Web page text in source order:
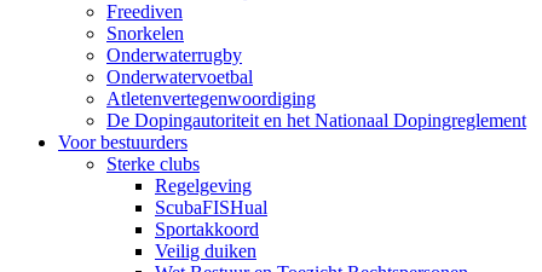
Freediven
Snorkelen
Onderwaterrugby
Onderwatervoetbal
Atletenvertegenwoordiging
De Dopingautoriteit en het Nationaal Dopingreglement
Voor bestuurders
Sterke clubs
Regelgeving
ScubaFISHual
Sportakkoord
Veilig duiken